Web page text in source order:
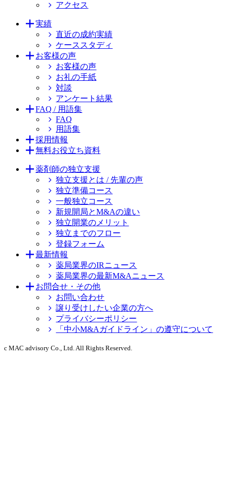
アクセス
実績
直近の成約実績
ケーススタディ
お客様の声
お客様の声
お礼の手紙
対談
アンケート結果
FAQ / 用語集
FAQ
用語集
採用情報
無料お役立ち資料
薬剤師の独立支援
独立支援とは / 先輩の声
独立準備コース
一般独立コース
新規開局とM&Aの違い
独立開業のメリット
独立までのフロー
登録フォーム
最新情報
薬局業界のIRニュース
薬局業界の最新M&Aニュース
お問合せ・その他
お問い合わせ
譲り受けしたい企業の方へ
プライバシーポリシー
「中小M&Aガイドライン」の遵守について
c MAC advisory Co., Ltd. All Rights Reserved.